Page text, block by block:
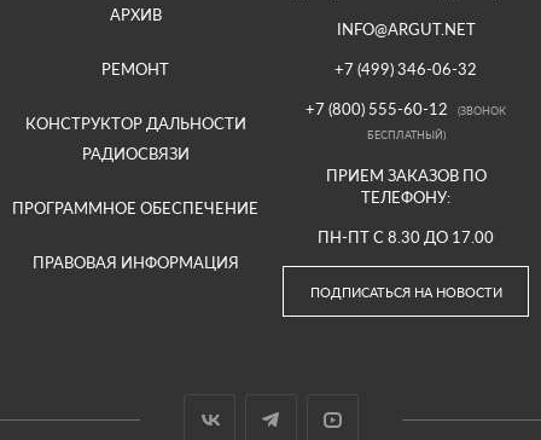
АРХИВ
РЕМОНТ
КОНСТРУКТОР ДАЛЬНОСТИ
РАДИОСВЯЗИ
ПРОГРАММНОЕ ОБЕСПЕЧЕНИЕ
ПРАВОВАЯ ИНФОРМАЦИЯ
INFO@ARGUT.NET
+7 (499) 346-06-32
+7 (800) 555-60-12
(ЗВОНОК
БЕСПЛАТНЫЙ)
ПРИЕМ ЗАКАЗОВ ПО
ТЕЛЕФОНУ:
ПН-ПТ С 8.30 ДО 17.00
ПОДПИСАТЬСЯ НА НОВОСТИ